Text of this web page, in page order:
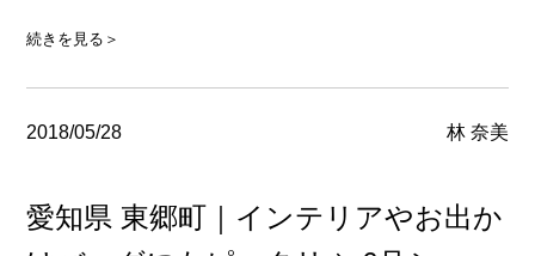
続きを見る＞
2018/05/28 林 奈美
愛知県 東郷町｜インテリアやお出か